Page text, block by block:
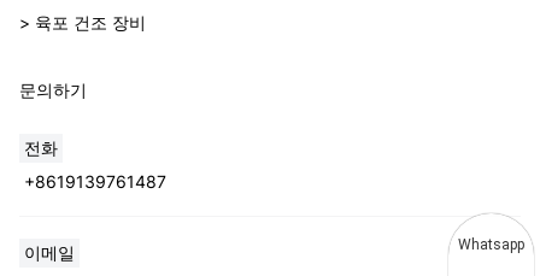
> 육포 건조 장비
문의하기
전화
+8619139761487
이메일
Whatsapp